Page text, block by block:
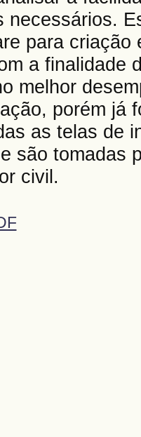
necessários.
para
a finalidade
melhor
porém já
as telas de
são tomadas
civil.